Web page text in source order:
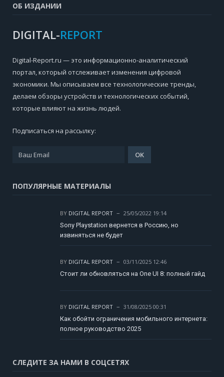
ОБ ИЗДАНИИ
DIGITAL-REPORT
Digital-Report.ru — это информационно-аналитический
портал, который отслеживает изменения цифровой
экономики. Мы описываем все технологические тренды,
делаем обзоры устройств и технологических событий,
которые влияют на жизнь людей.
Подписаться на рассылку:
ПОПУЛЯРНЫЕ МАТЕРИАЛЫ
BY DIGITAL REPORT
25/05/2022 19:14
Sony Playstation вернется в Россию, но
извиняться не будет
BY DIGITAL REPORT
03/11/2025 12:46
Стоит ли обновляться на One UI 8: полный гайд
BY DIGITAL REPORT
31/08/2025 00:31
Как обойти ограничения мобильного интернета:
полное руководство 2025
СЛЕДИТЕ ЗА НАМИ В СОЦСЕТЯХ